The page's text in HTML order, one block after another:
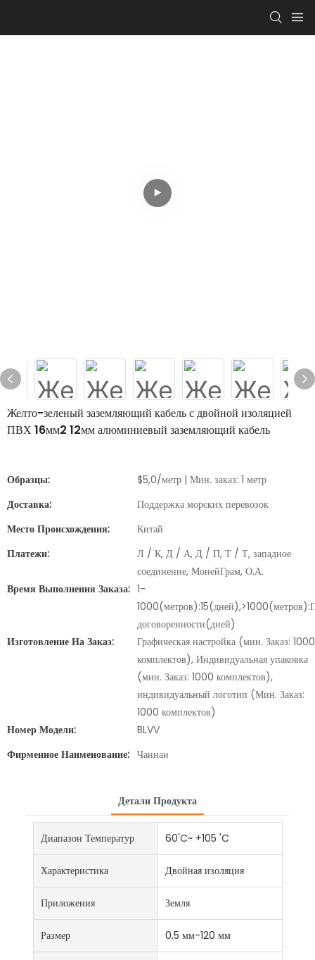
Желто-зеленый заземляющий кабель с двойной изоляцией
ПВХ 16мм2 12мм алюминиевый заземляющий кабель
Образцы:
$5,0/метр | Мин. заказ: 1 метр
Доставка:
Поддержка морских перевозок
Место Происхождения:
Китай
Платежи:
Л / К, Д / А, Д / П, Т / Т, западное
соединение, МонейГрам, О.А.
Время Выполнения Заказа: 1-
договоренности(дней)
Изготовление На Заказ:
Графическая настройка (мин. Заказ: 1000
комплектов), Индивидуальная упаковка
(мин. Заказ: 1000 комплектов),
индивидуальный логотип (Мин. Заказ:
1000 комплектов)
Номер Модели:
BLVV
Фирменное Наименование: Чаннан
Детали Продукта
Диапазон Температур 60'C~ +105 'C
Характеристика Двойная изоляция
Приложения Земля
Размер 0,5 мм-120 мм